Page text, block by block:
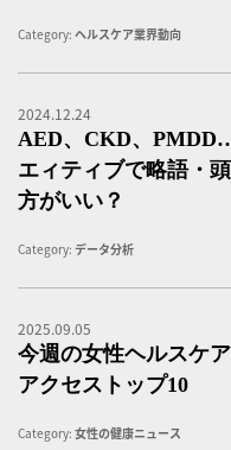
Category: ヘルスケア業界動向
2024.12.24
AED、CKD、
エィティブで略語・
方がいい？
Category: データ分析
2025.09.05
今週の女性ヘルスケ
アクセストップ10
Category: 女性の健康ニュース